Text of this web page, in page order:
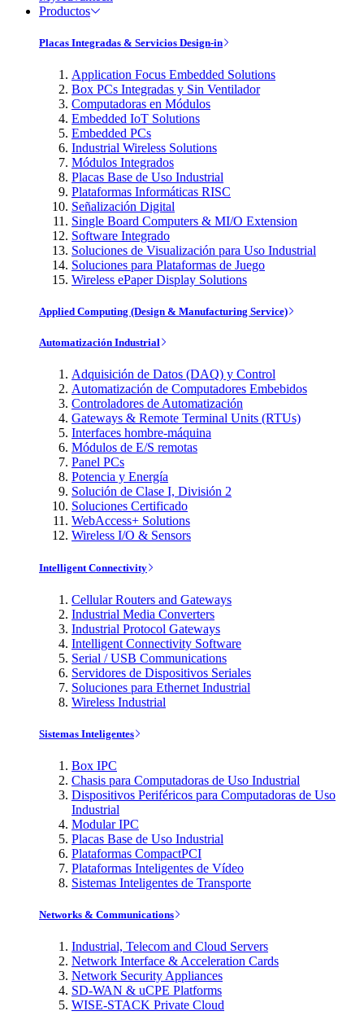
Productos
Placas Integradas & Servicios Design-in
Application Focus Embedded Solutions
Box PCs Integradas y Sin Ventilador
Computadoras en Módulos
Embedded IoT Solutions
Embedded PCs
Industrial Wireless Solutions
Módulos Integrados
Placas Base de Uso Industrial
Plataformas Informáticas RISC
Señalización Digital
Single Board Computers & MI/O Extension
Software Integrado
Soluciones de Visualización para Uso Industrial
Soluciones para Plataformas de Juego
Wireless ePaper Display Solutions
Applied Computing (Design & Manufacturing Service)
Automatización Industrial
Adquisición de Datos (DAQ) y Control
Automatización de Computadores Embebidos
Controladores de Automatización
Gateways & Remote Terminal Units (RTUs)
Interfaces hombre-máquina
Módulos de E/S remotas
Panel PCs
Potencia y Energía
Solución de Clase I, División 2
Soluciones Certificado
WebAccess+ Solutions
Wireless I/O & Sensors
Intelligent Connectivity
Cellular Routers and Gateways
Industrial Media Converters
Industrial Protocol Gateways
Intelligent Connectivity Software
Serial / USB Communications
Servidores de Dispositivos Seriales
Soluciones para Ethernet Industrial
Wireless Industrial
Sistemas Inteligentes
Box IPC
Chasis para Computadoras de Uso Industrial
Dispositivos Periféricos para Computadoras de Uso
Industrial
Modular IPC
Placas Base de Uso Industrial
Plataformas CompactPCI
Plataformas Inteligentes de Vídeo
Sistemas Inteligentes de Transporte
Networks & Communications
Industrial, Telecom and Cloud Servers
Network Interface & Acceleration Cards
Network Security Appliances
SD-WAN & uCPE Platforms
WISE-STACK Private Cloud